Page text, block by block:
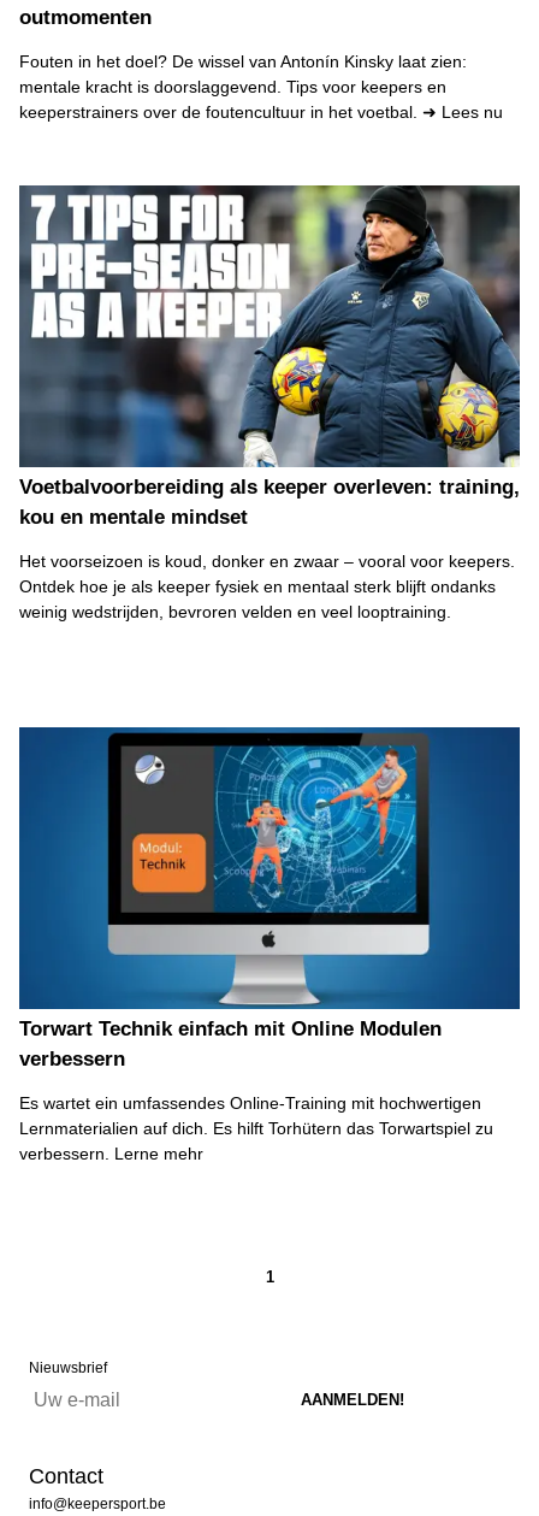
outmomenten
Fouten in het doel? De wissel van Antonín Kinsky laat zien:
mentale kracht is doorslaggevend. Tips voor keepers en
keeperstrainers over de foutencultuur in het voetbal. ➜ Lees nu
Voetbalvoorbereiding als keeper overleven: training,
kou en mentale mindset
Het voorseizoen is koud, donker en zwaar – vooral voor keepers.
Ontdek hoe je als keeper fysiek en mentaal sterk blijft ondanks
weinig wedstrijden, bevroren velden en veel looptraining.
Torwart Technik einfach mit Online Modulen
verbessern
Es wartet ein umfassendes Online-Training mit hochwertigen
Lernmaterialien auf dich. Es hilft Torhütern das Torwartspiel zu
verbessern. Lerne mehr
1
Nieuwsbrief
Contact
info@keepersport.be